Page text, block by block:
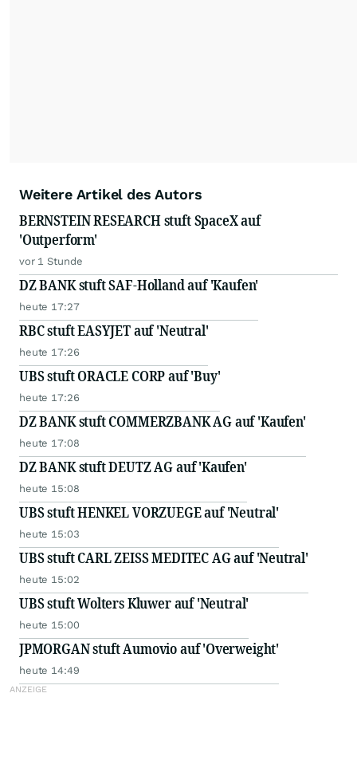
Weitere Artikel des Autors
BERNSTEIN RESEARCH stuft SpaceX auf
'Outperform'
vor 1 Stunde
DZ BANK stuft SAF-Holland auf 'Kaufen'
heute 17:27
RBC stuft EASYJET auf 'Neutral'
heute 17:26
UBS stuft ORACLE CORP auf 'Buy'
heute 17:26
DZ BANK stuft COMMERZBANK AG auf 'Kaufen'
heute 17:08
DZ BANK stuft DEUTZ AG auf 'Kaufen'
heute 15:08
UBS stuft HENKEL VORZUEGE auf 'Neutral'
heute 15:03
UBS stuft CARL ZEISS MEDITEC AG auf 'Neutral'
heute 15:02
UBS stuft Wolters Kluwer auf 'Neutral'
heute 15:00
JPMORGAN stuft Aumovio auf 'Overweight'
heute 14:49